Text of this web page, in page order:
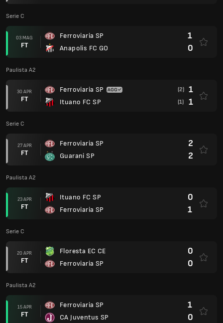
Serie C
03 MAG
FT
Ferroviaria SP
Anapolis FC GO
1
0
Paulista A2
30 APR
FT
Ferroviaria SP
Ituano FC SP
(2) 1
(1) 1
Serie C
27 APR
FT
Ferroviaria SP
Guarani SP
2
2
Paulista A2
23 APR
FT
Ituano FC SP
Ferroviaria SP
0
1
Serie C
20 APR
FT
Floresta EC CE
Ferroviaria SP
0
0
Paulista A2
15 APR
FT
Ferroviaria SP
CA Juventus SP
1
0